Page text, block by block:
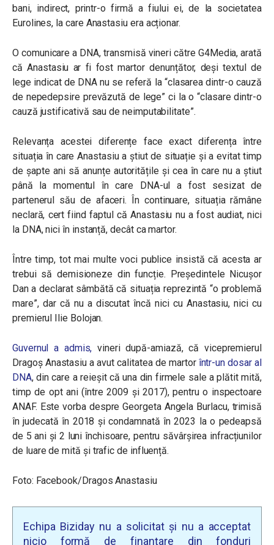
bani, indirect, printr-o firmă a fiului ei, de la societatea
Eurolines, la care Anastasiu era acționar.
O comunicare a DNA, transmisă vineri către G4Media, arată
că Anastasiu ar fi fost martor denunțător, deși textul de
lege indicat de DNA nu se referă la “clasarea dintr-o cauză
de nepedepsire prevăzută de lege” ci la o “clasare dintr-o
cauză justificativă sau de neimputabilitate”.
Relevanța acestei diferențe face exact diferența între
situația în care Anastasiu a știut de situație și a evitat timp
de șapte ani să anunțe autoritățile și cea în care nu a știut
până la momentul în care DNA-ul a fost sesizat de
partenerul său de afaceri. În continuare, situația rămâne
neclară, cert fiind faptul că Anastasiu nu a fost audiat, nici
la DNA, nici în instanță, decât ca martor.
Între timp, tot mai multe voci publice insistă că acesta ar
trebui să demisioneze din funcție. Președintele Nicușor
Dan a declarat sâmbătă că situația reprezintă “o problemă
mare”, dar că nu a discutat încă nici cu Anastasiu, nici cu
premierul Ilie Bolojan.
Guvernul a admis, vineri după-amiază, că vicepremierul
Dragoş Anastasiu a avut calitatea de martor într-un dosar al
DNA, din care a reieșit că una din firmele sale a plătit mită,
timp de opt ani (între 2009 și 2017), pentru o inspectoare
ANAF. Este vorba despre Georgeta Angela Burlacu, trimisă
în judecată în 2018 și condamnată în 2023 la o pedeapsă
de 5 ani și 2 luni închisoare, pentru săvârșirea infracțiunilor
de luare de mită și trafic de influență.
Foto: Facebook/Dragos Anastasiu
Echipa Biziday nu a solicitat și nu a acceptat
nicio formă de finanțare din fonduri